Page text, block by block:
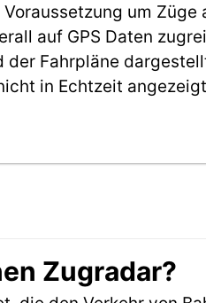
um
auf GPS Daten
Fahrpläne
in Echtzeit
Zugradar?